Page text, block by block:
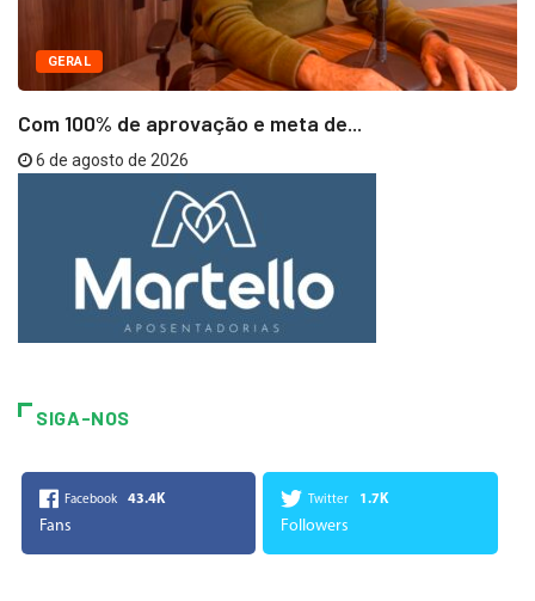
GERAL
Com 100% de aprovação e meta de...
6 de agosto de 2026
SIGA-NOS
Facebook 43.4K
Fans
Twitter 1.7K
Followers